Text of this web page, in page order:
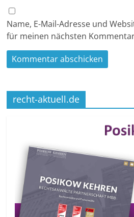
Name, E-Mail-Adresse und
für meinen nächsten
recht-aktuell.de